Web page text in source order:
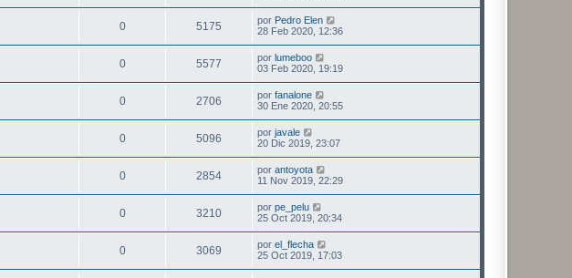
0 5175 por Pedro Elen
28 Feb 2020, 12:36
0 5577 por lumeboo
03 Feb 2020, 19:19
0 2706 por fanalone
30 Ene 2020, 20:55
0 5096 por javale
20 Dic 2019, 23:07
0 2854 por antoyota
11 Nov 2019, 22:29
0 3210 por pe_pelu
25 Oct 2019, 20:34
0 3069 por el_flecha
25 Oct 2019, 17:03